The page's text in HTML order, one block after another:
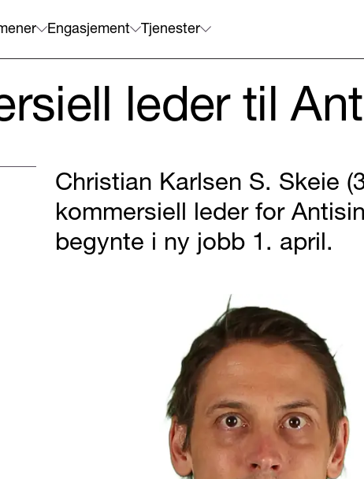
Engasjement Tjenester
leder til
Christian Karlsen S. Skeie
kommersiell leder for
begynte i ny jobb 1. april.